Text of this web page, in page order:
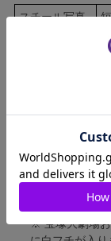
スチール写真
四切写真（3）
全紙写真
写真のサイズにつ
※ 宝塚大劇場お